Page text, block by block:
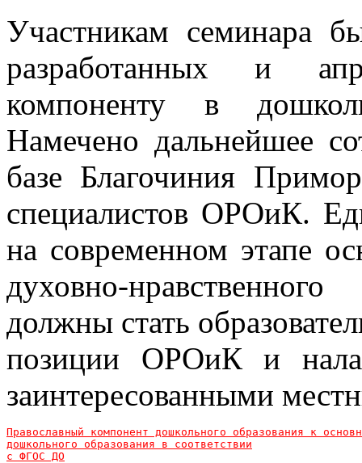
Участникам семинара
разработанных и
компоненту в
Намечено дальнейшее
базе Благочиния
специалистов ОРОиК.
на современном этапе
духовно-
должны стать
позиции ОРОиК и
заинтересованными
Православный компонент дошкольного образования к
дошкольного образования в соответствии
с ФГОС ДО